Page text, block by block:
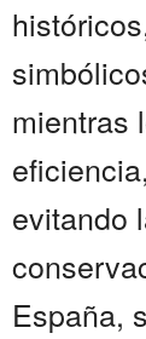
mientras
evitando
España,